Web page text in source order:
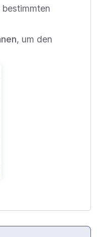
, um den